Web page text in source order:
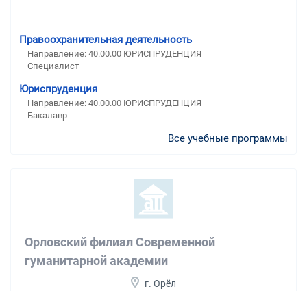
Правоохранительная деятельность
Направление: 40.00.00 ЮРИСПРУДЕНЦИЯ
Специалист
Юриспруденция
Направление: 40.00.00 ЮРИСПРУДЕНЦИЯ
Бакалавр
Все учебные программы
Орловский филиал Современной
гуманитарной академии
г. Орёл